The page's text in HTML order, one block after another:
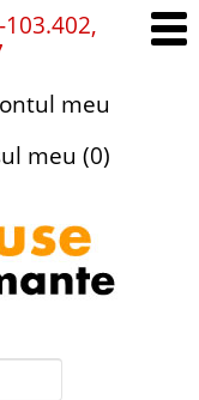
meu
meu (0)